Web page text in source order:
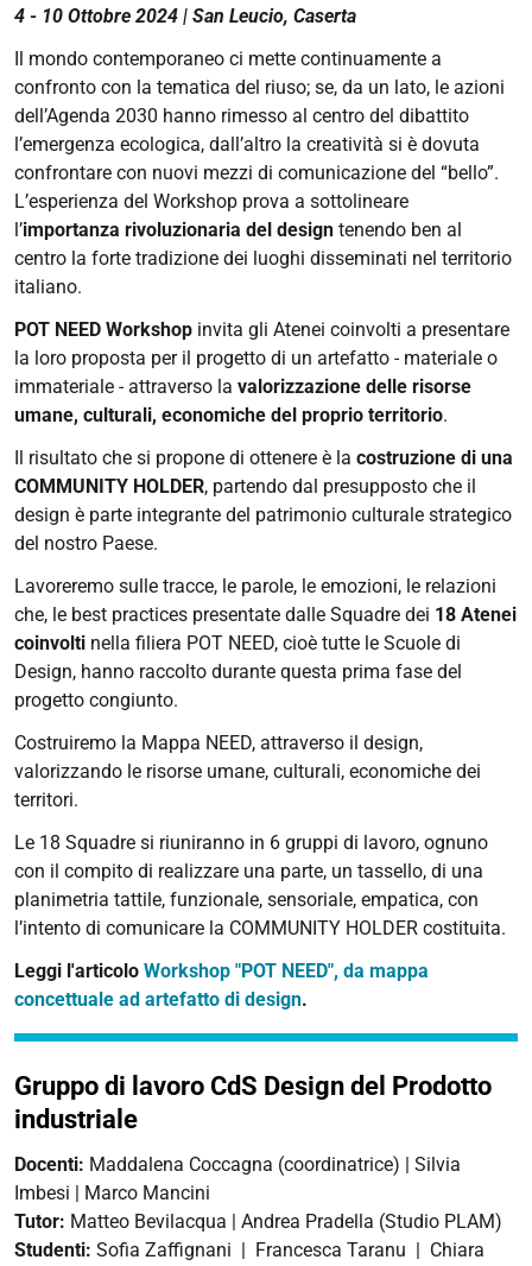
https://corsi.unife.it/it/design/eventi/2024/potneed-
Pot
Need
-
Workshop
2024-
10-
04T00:00:00+02:00
2024-
10-
10T23:59:59+02:00
4 - 10 Ottobre 2024 | San Leucio, Caserta
Il mondo contemporaneo ci mette continuamente a
confronto con la tematica del riuso; se, da un lato, le azioni
dell’Agenda 2030 hanno rimesso al centro del dibattito
l’emergenza ecologica, dall’altro la creatività si è dovuta
confrontare con nuovi mezzi di comunicazione del “bello”.
L’esperienza del Workshop prova a sottolineare
l’importanza rivoluzionaria del design tenendo ben al
centro la forte tradizione dei luoghi disseminati nel territorio
italiano.
POT NEED Workshop invita gli Atenei coinvolti a presentare
la loro proposta per il progetto di un artefatto - materiale o
immateriale - attraverso la valorizzazione delle risorse
umane, culturali, economiche del proprio territorio.
Il risultato che si propone di ottenere è la costruzione di una
COMMUNITY HOLDER, partendo dal presupposto che il
design è parte integrante del patrimonio culturale strategico
del nostro Paese.
Lavoreremo sulle tracce, le parole, le emozioni, le relazioni
che, le best practices presentate dalle Squadre dei 18 Atenei
coinvolti nella filiera POT NEED, cioè tutte le Scuole di
Design, hanno raccolto durante questa prima fase del
progetto congiunto.
Costruiremo la Mappa NEED, attraverso il design,
valorizzando le risorse umane, culturali, economiche dei
territori.
Le 18 Squadre si riuniranno in 6 gruppi di lavoro, ognuno
con il compito di realizzare una parte, un tassello, di una
planimetria tattile, funzionale, sensoriale, empatica, con
l’intento di comunicare la COMMUNITY HOLDER costituita.
Leggi l'articolo Workshop "POT NEED", da mappa
concettuale ad artefatto di design.
Gruppo di lavoro CdS Design del Prodotto
industriale
Docenti: Maddalena Coccagna (coordinatrice) | Silvia
Imbesi | Marco Mancini
Tutor: Matteo Bevilacqua | Andrea Pradella (Studio PLAM)
Studenti: Sofia Zaffignani | Francesca Taranu | Chiara